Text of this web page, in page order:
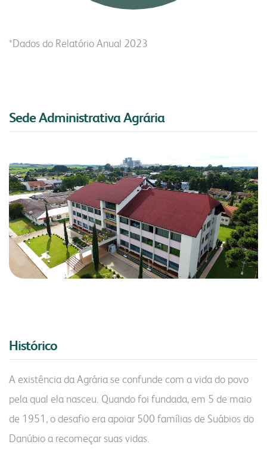
*Dados do Relatório Anual 2023
Sede Administrativa Agrária
Histórico
A existência da Agrária se confunde com a vida do povo
pela qual ela nasceu. Quando foi fundada, em 5 de maio
de 1951, o desafio era apoiar 500 famílias de Suábios do
Danúbio a recomeçar suas vidas.